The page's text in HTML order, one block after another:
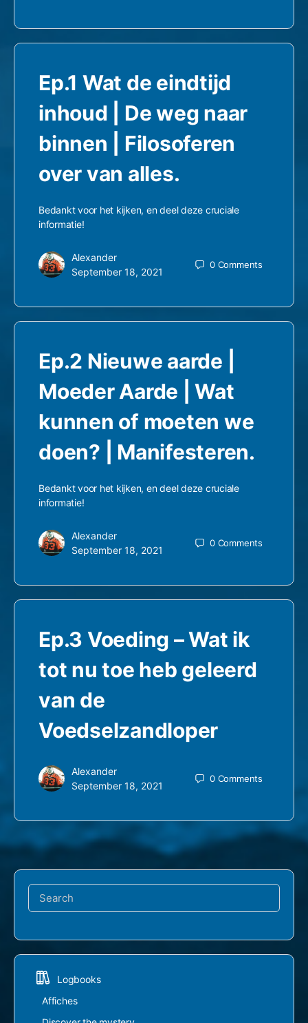
Ep.1 Wat de eindtijd
inhoud | De weg naar
binnen | Filosoferen
over van alles.
Bedankt voor het kijken, en deel deze cruciale
informatie!
Alexander
September 18, 2021
0 Comments
Ep.2 Nieuwe aarde |
Moeder Aarde | Wat
kunnen of moeten we
doen? | Manifesteren.
Bedankt voor het kijken, en deel deze cruciale
informatie!
Alexander
September 18, 2021
0 Comments
Ep.3 Voeding – Wat ik
tot nu toe heb geleerd
van de
Voedselzandloper
Alexander
September 18, 2021
0 Comments
Search
for:
Logbooks
Affiches